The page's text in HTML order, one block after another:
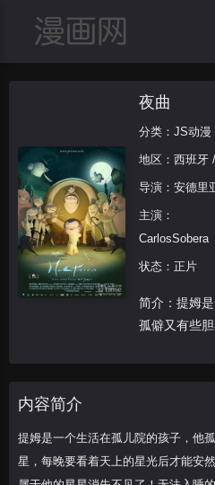
夜曲
分类： JS动漫
地区： 西班牙 / 法国
导演： 安德里
主演：
CarlosSobera
状态：正片
简介：提姆
孤僻又有些
内容简介
提姆是一个生活在孤儿院的孩子，他
星，每晚要看着天上的星光后才能安